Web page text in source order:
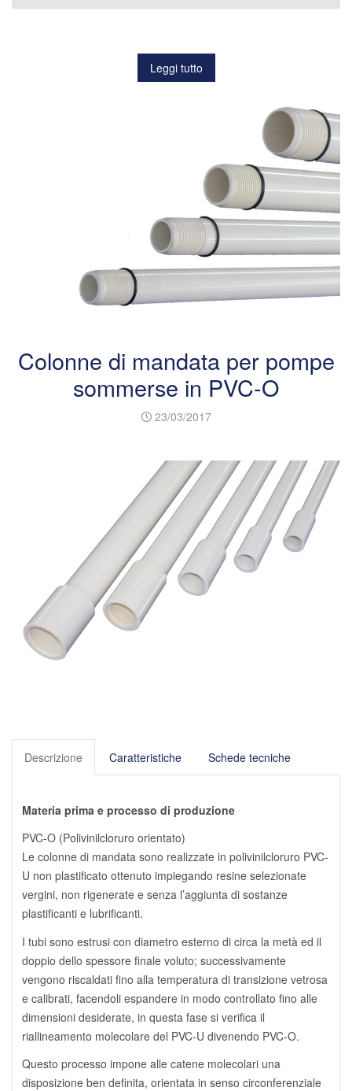
Leggi tutto
Colonne di mandata per pompe
sommerse in PVC-O
23/03/2017
Descrizione Caratteristiche Schede tecniche
Materia prima e processo di produzione
PVC-O (Polivinilcloruro orientato)
Le colonne di mandata sono realizzate in polivinilcloruro PVC-
U non plastificato ottenuto impiegando resine selezionate
vergini, non rigenerate e senza l’aggiunta di sostanze
plastificanti e lubrificanti.
I tubi sono estrusi con diametro esterno di circa la metà ed il
doppio dello spessore finale voluto; successivamente
vengono riscaldati fino alla temperatura di transizione vetrosa
e calibrati, facendoli espandere in modo controllato fino alle
dimensioni desiderate, in questa fase si verifica il
riallineamento molecolare del PVC-U divenendo PVC-O.
Questo processo impone alle catene molecolari una
disposizione ben definita, orientata in senso circonferenziale